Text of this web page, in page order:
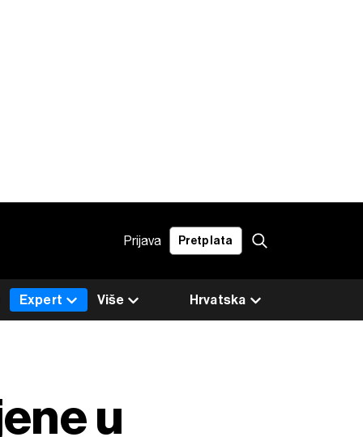
Prijava Pretplata
Hrvatska
Expert Više
u